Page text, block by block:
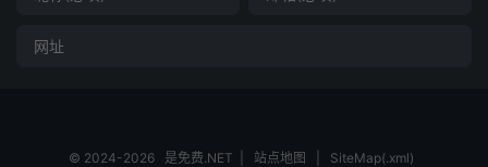
© 2024-2026 是免费.NET 站点地图
SiteMap(.xml)